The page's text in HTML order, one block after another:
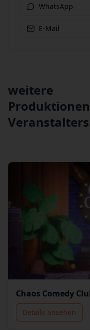
WhatsApp
E-Mail
weitere
Veranstalters
Chaos Comedy
Details ansehen